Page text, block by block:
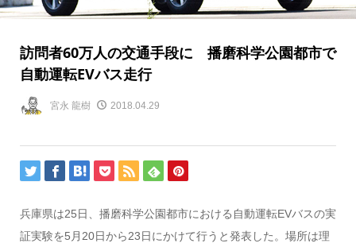
訪問者60万人の交通手段に 播磨科学公園都市で
自動運転EVバス走行
宮永 龍樹 2018.04.29
兵庫県は25日、播磨科学公園都市における自動運転EVバスの実
証実験を5月20日から23日にかけて行うと発表した。場所は理